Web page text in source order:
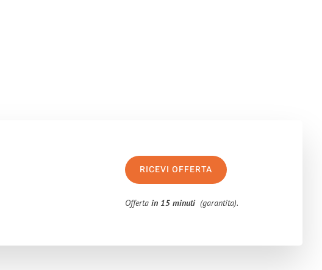
RICEVI OFFERTA
Offertain 15 minuti (garantita).